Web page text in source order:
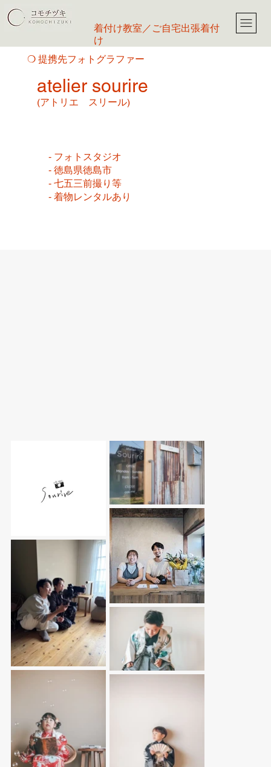
​着付け教室／ご自宅出張着付
け
​❍ 提携先フォトグラファー
atelier sourire
(アトリエ スリール)
‐ フォトスタジオ
‐ 徳島県徳島市
‐ 七五三前撮り等
‐ 着物レンタルあり